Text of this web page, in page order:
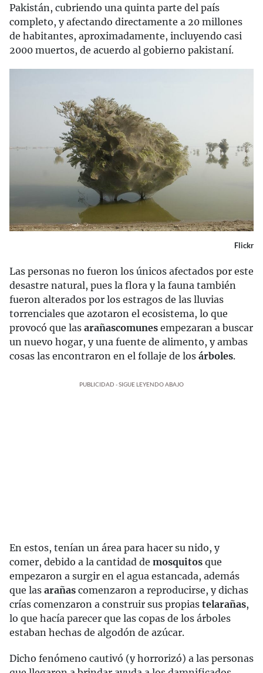
Pakistán, cubriendo una quinta parte del país
completo, y afectando directamente a 20 millones
de habitantes, aproximadamente, incluyendo casi
2000 muertos, de acuerdo al gobierno pakistaní.
Flickr
Las personas no fueron los únicos afectados por este
desastre natural, pues la flora y la fauna también
fueron alterados por los estragos de las lluvias
torrenciales que azotaron el ecosistema, lo que
provocó que las arañascomunes empezaran a buscar
un nuevo hogar, y una fuente de alimento, y ambas
cosas las encontraron en el follaje de los árboles.
PUBLICIDAD - SIGUE LEYENDO ABAJO
En estos, tenían un área para hacer su nido, y
comer, debido a la cantidad de mosquitos que
empezaron a surgir en el agua estancada, además
que las arañas comenzaron a reproducirse, y dichas
crías comenzaron a construir sus propias telarañas,
lo que hacía parecer que las copas de los árboles
estaban hechas de algodón de azúcar.
Dicho fenómeno cautivó (y horrorizó) a las personas